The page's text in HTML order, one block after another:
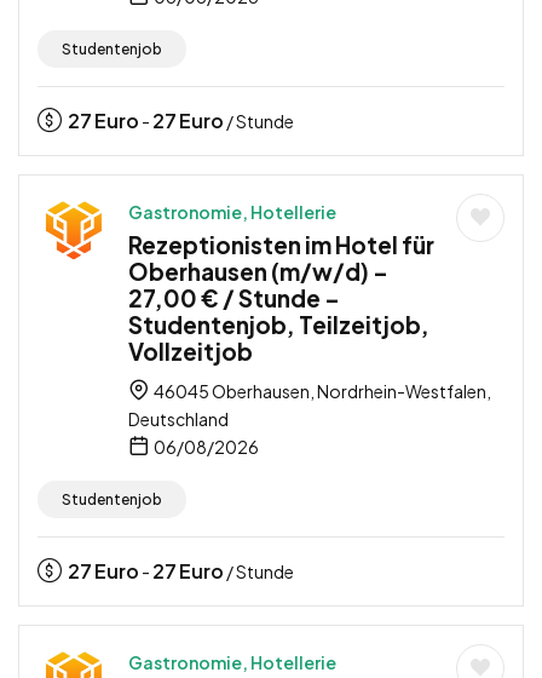
Studentenjob
27Euro - 27Euro / Stunde
Gastronomie, Hotellerie
Rezeptionisten im Hotel für
Oberhausen (m/w/d) –
27,00 € / Stunde –
Studentenjob, Teilzeitjob,
Vollzeitjob
46045 Oberhausen, Nordrhein-Westfalen,
Deutschland
06/08/2026
Studentenjob
27Euro - 27Euro / Stunde
Gastronomie, Hotellerie